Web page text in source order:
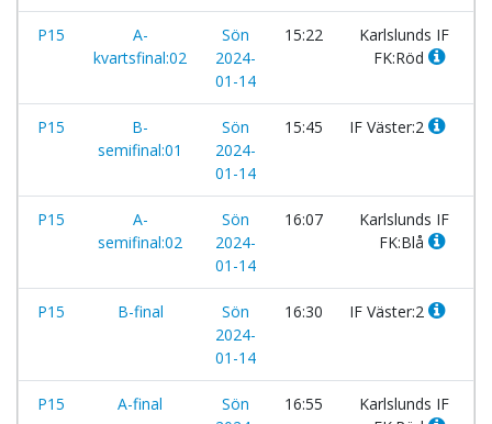
P15
A-
kvartsfinal:02
Sön
2024-
01-14
15:22
Karlslunds IF
FK:Röd
P15
B-
semifinal:01
Sön
2024-
01-14
15:45 IF Väster:2
P15
A-
semifinal:02
Sön
2024-
01-14
16:07
Karlslunds IF
FK:Blå
P15 B-final
Sön
2024-
01-14
16:30 IF Väster:2
P15 A-final
Sön
16:55
Karlslunds IF